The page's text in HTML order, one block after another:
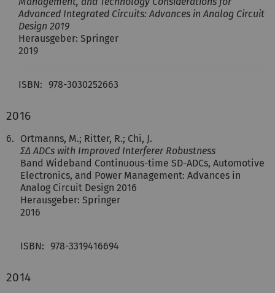
Advanced Integrated Circuits: Advances in Analog Circuit
Design 2019
Herausgeber: Springer
2019
ISBN: 978-3030252663
2016
6.
Ortmanns, M.; Ritter, R.; Chi, J.
ΣΔ ADCs with Improved Interferer Robustness
Band Wideband Continuous-time SD-ADCs, Automotive
Electronics, and Power Management: Advances in
Analog Circuit Design 2016
Herausgeber: Springer
2016
ISBN: 978-3319416694
2014